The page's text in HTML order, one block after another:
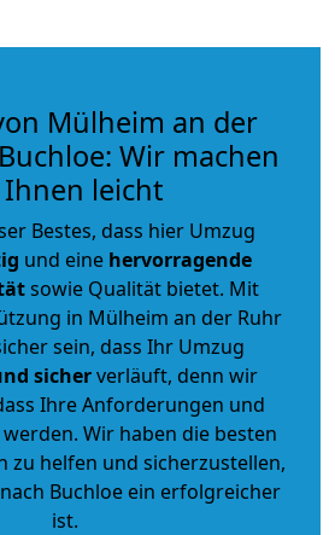
Mülheim an der
Wir machen
Ihnen leicht
Bestes, dass hier Umzug
und eine hervorragende
sowie Qualität bietet. Mit
in Mülheim an der Ruhr
sein, dass Ihr Umzug
sicherverläuft, denn wir
Ihre Anforderungen und
Wir haben die besten
zu helfen und sicherzustellen,
Buchloe ein erfolgreicher
ist.